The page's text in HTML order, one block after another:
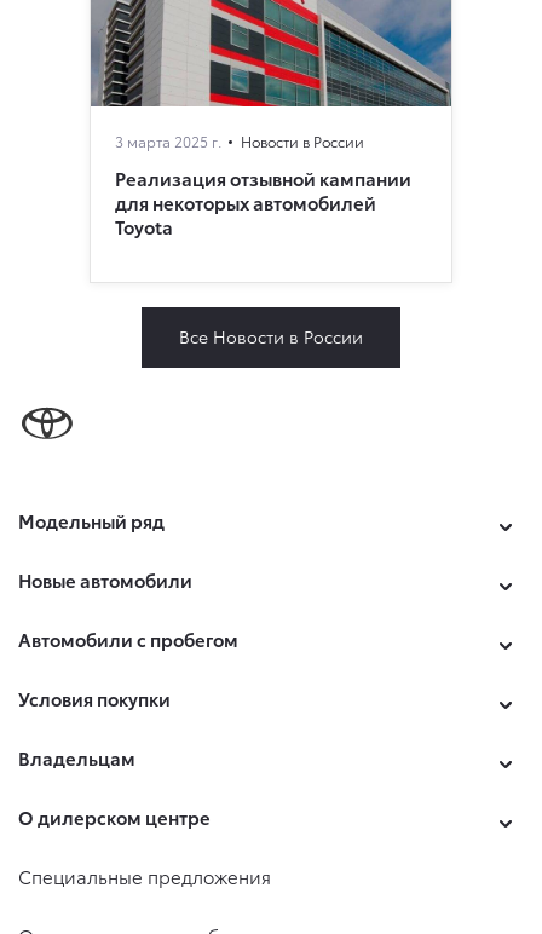
3 марта 2025 г. Новости в России
Реализация отзывной кампании
для некоторых автомобилей
Toyota
Все Новости в России
Модельный ряд
Новые автомобили
Автомобили с пробегом
Условия покупки
Владельцам
О дилерском центре
Специальные предложения